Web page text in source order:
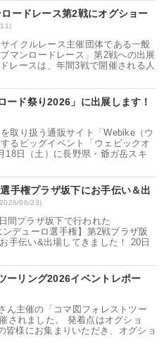
ードレース第2戦にオグショー
イクルレース主催団体である一般
マンロードレース」第2戦への出展
レースは、年間3戦で開催される人
ード祭り2026」に出展します！
取り扱う通販サイト「Webike（ウ
るビッグイベント「ウェビックオ
18日（土）に長野県・爺ガ岳スキ
手権プラザ坂下にお手伝い＆出
06/23)
間プラザ坂下で行われた
ンデューロ選手権】第2戦プラザ阪
手伝い&出場してきました！ 20日
ーリング2026イベントレポー
ん主催の「コマ図フォレストツー
されました。 発着点はオグショ
皆様にお集まりいただき、オグショ